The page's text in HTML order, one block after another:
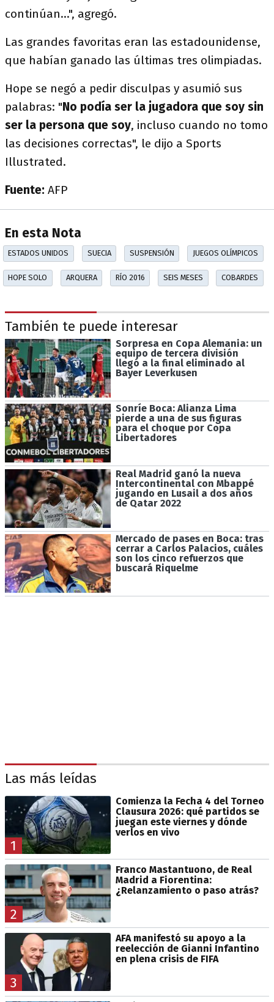
continúan...", agregó.
Las grandes favoritas eran las estadounidense,
que habían ganado las últimas tres olimpiadas.
Hope se negó a pedir disculpas y asumió sus
palabras: "No podía ser la jugadora que soy sin
ser la persona que soy, incluso cuando no tomo
las decisiones correctas", le dijo a Sports
Illustrated.
Fuente: AFP
En esta Nota
ESTADOS UNIDOS SUECIA SUSPENSIÓN JUEGOS OLÍMPICOS
HOPE SOLO ARQUERA RÍO 2016 SEIS MESES COBARDES
También te puede interesar
Sorpresa en Copa Alemania: un
equipo de tercera división
llegó a la final eliminado al
Bayer Leverkusen
Sonríe Boca: Alianza Lima
pierde a una de sus figuras
para el choque por Copa
Libertadores
Real Madrid ganó la nueva
Intercontinental con Mbappé
jugando en Lusail a dos años
de Qatar 2022
Mercado de pases en Boca: tras
cerrar a Carlos Palacios, cuáles
son los cinco refuerzos que
buscará Riquelme
Las más leídas
1
Comienza la Fecha 4 del Torneo
Clausura 2026: qué partidos se
juegan este viernes y dónde
verlos en vivo
2
Franco Mastantuono, de Real
Madrid a Fiorentina:
¿Relanzamiento o paso atrás?
3
AFA manifestó su apoyo a la
reelección de Gianni Infantino
en plena crisis de FIFA